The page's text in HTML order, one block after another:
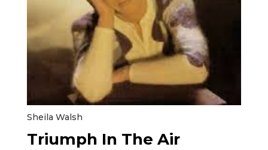
Sheila Walsh
Triumph In The Air